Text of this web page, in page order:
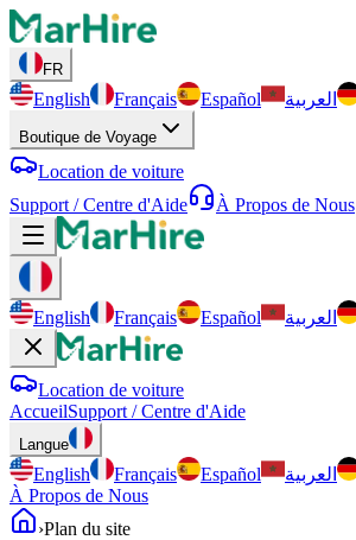
FR
English Français Español العربية
Boutique de Voyage
Location de voiture
Support / Centre d'Aide
À Propos de Nous
English Français Español العربية
Location de voiture
AccueilSupport / Centre d'Aide
Langue
English Français Español العربية
À Propos de Nous
›Plan du site